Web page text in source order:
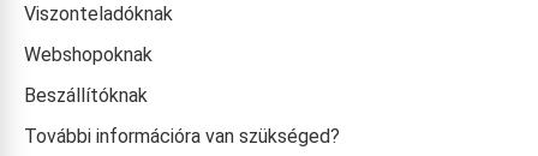
Viszonteladóknak
Webshopoknak
Beszállítóknak
További információra van szükséged?